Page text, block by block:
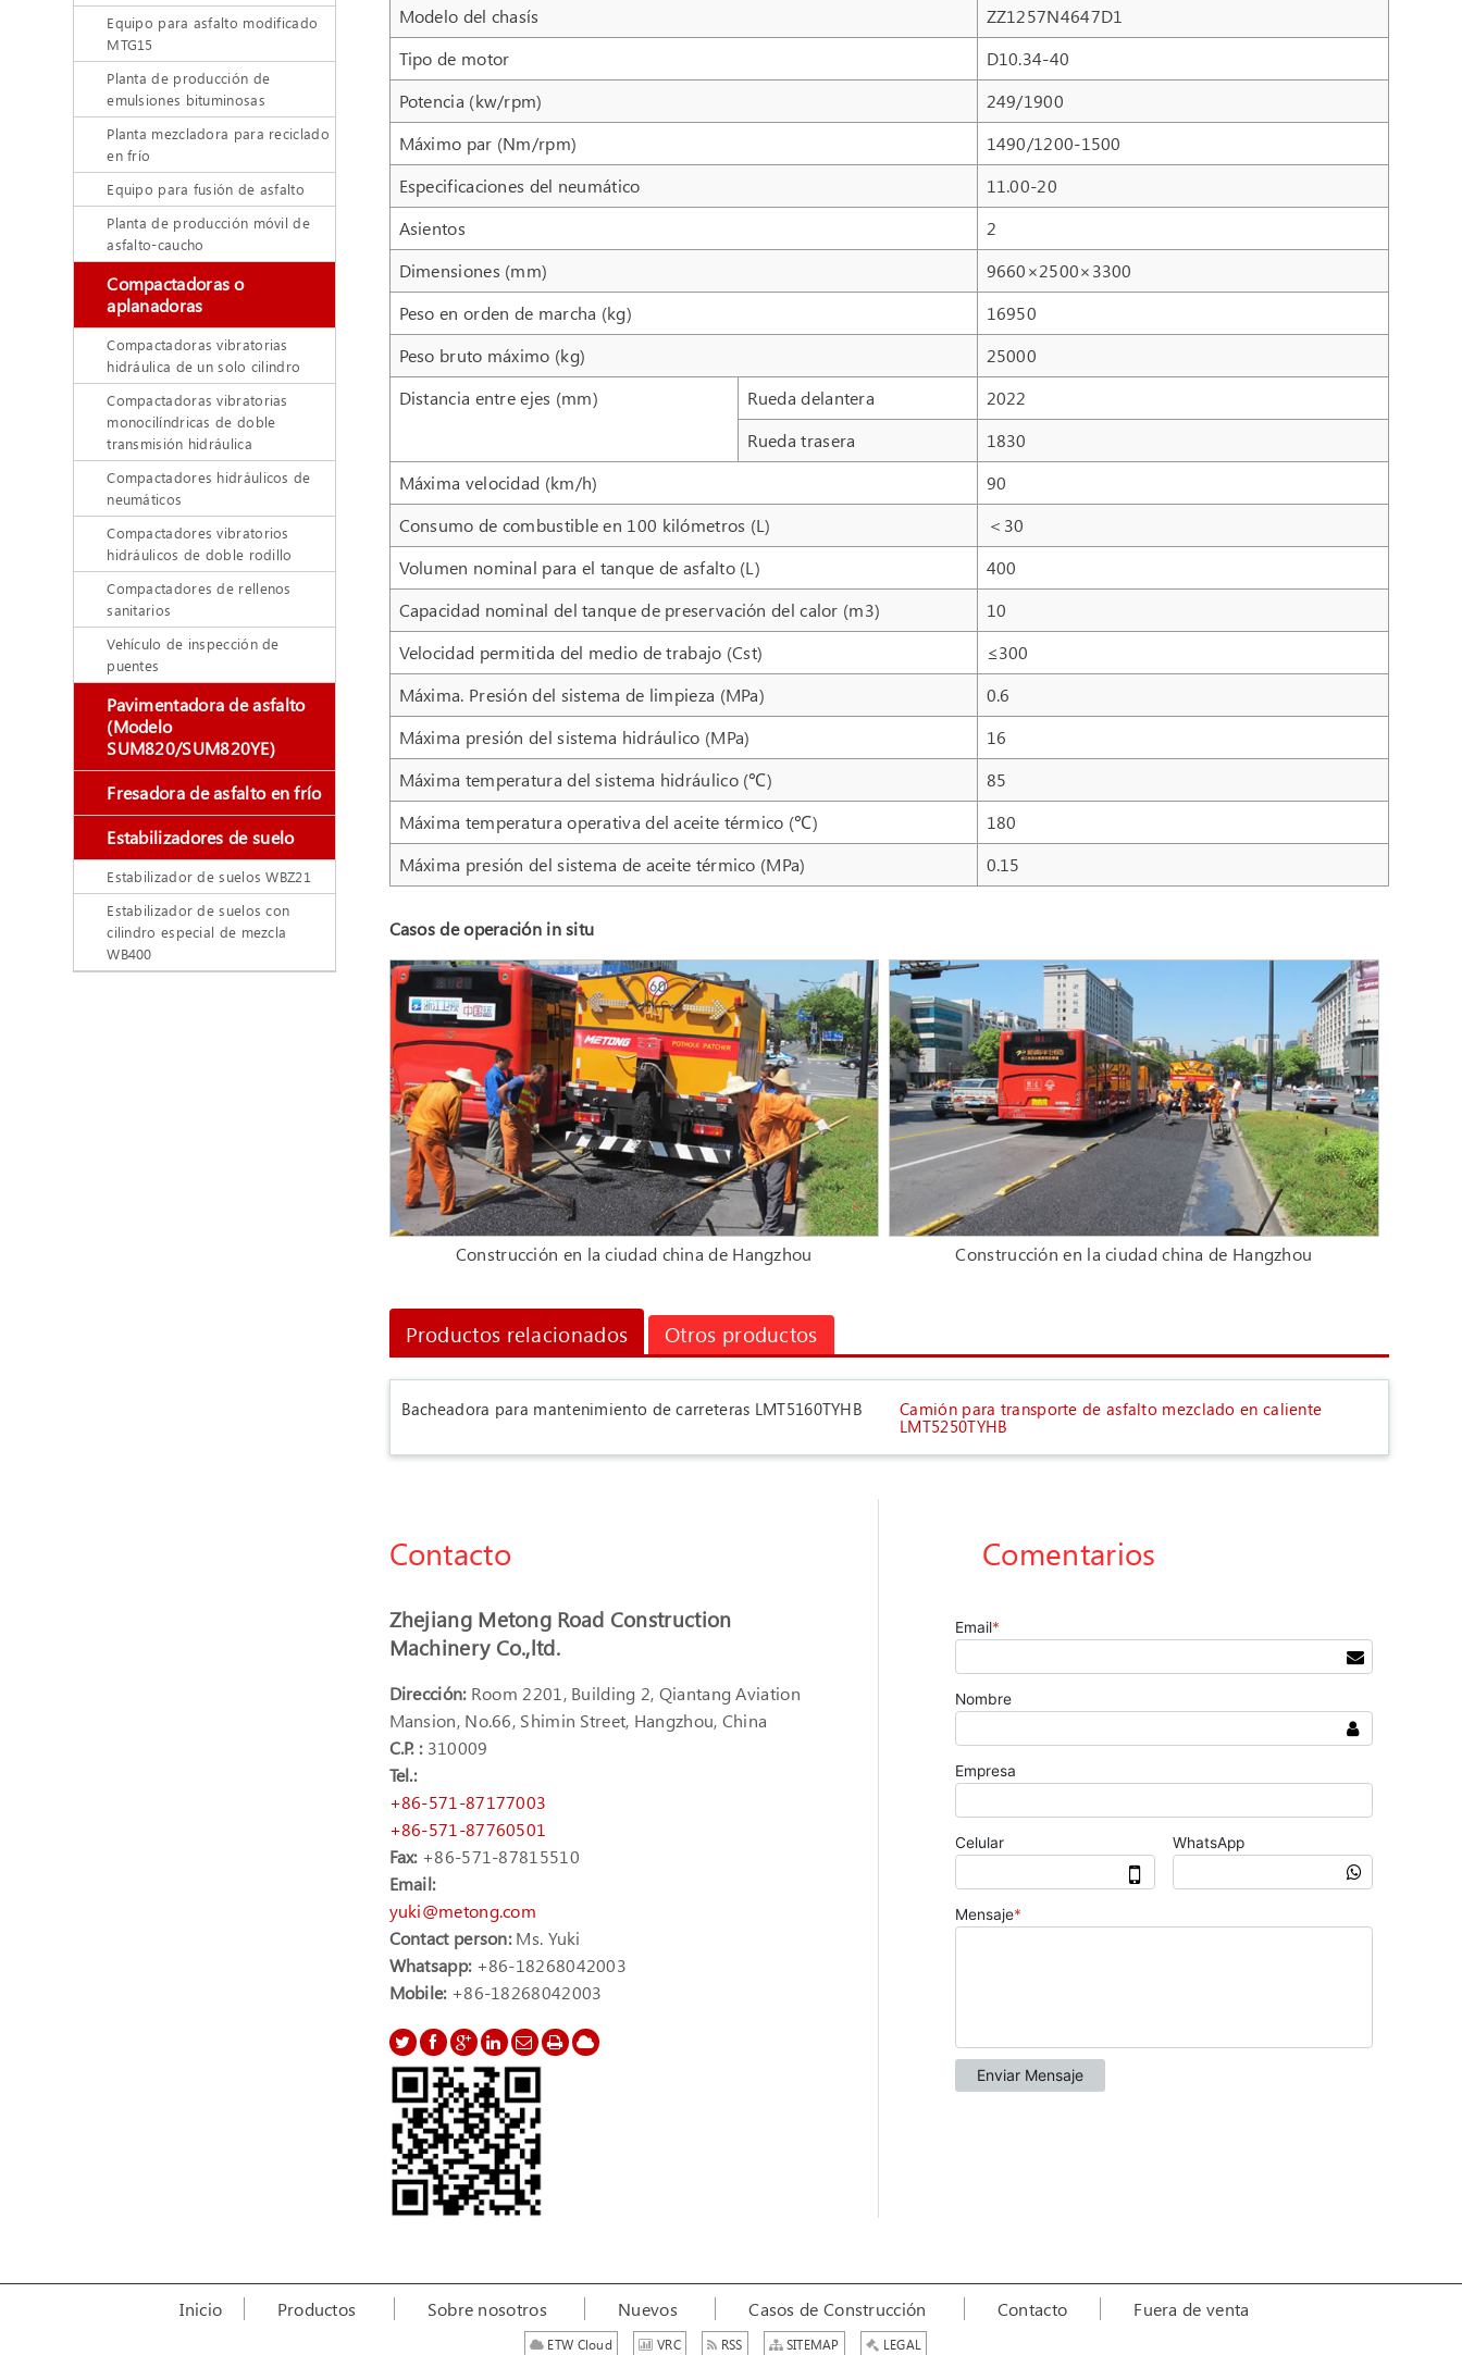
Modelo del chasís
ZZ1257N4647D1
Tipo de motor
D10.34-40
Potencia (kw/rpm)
249/1900
Máximo par (Nm/rpm)
1490/1200-1500
Especificaciones del neumático
11.00-20
Asientos
2
Dimensiones (mm)
9660×2500×3300
Peso en orden de marcha (kg)
16950
Peso bruto máximo (kg)
25000
Distancia entre ejes (mm)
Rueda delantera
2022
Rueda trasera
1830
Máxima velocidad (km/h)
90
Consumo de combustible en 100 kilómetros (L)
＜30
Volumen nominal para el tanque de asfalto (L)
400
Capacidad nominal del tanque de preservación del calor (m3)
10
Velocidad permitida del medio de trabajo (Cst)
≤300
Máxima. Presión del sistema de limpieza (MPa)
0.6
Máxima presión del sistema hidráulico (MPa)
16
Máxima temperatura del sistema hidráulico (℃)
85
Máxima temperatura operativa del aceite térmico (℃)
180
Máxima presión del sistema de aceite térmico (MPa)
0.15
Casos de operación in situ
Construcción en la ciudad china de Hangzhou Construcción en la ciudad china de Hangzhou
Productos relacionados Otros productos
Bacheadora para mantenimiento de carreteras LMT5160TYHB Camión para transporte de asfalto mezclado en caliente
LMT5250TYHB
Contacto
Zhejiang Metong Road Construction
Machinery Co.,ltd.
Dirección: Room 2201, Building 2, Qiantang Aviation
Mansion, No.66, Shimin Street, Hangzhou, China
C.P. :310009
Tel.:
+86-571-87177003
+86-571-87760501
Fax:+86-571-87815510
Email:
yuki@metong.com
Contact person:Ms. Yuki
Whatsapp: +86-18268042003
Mobile: +86-18268042003
Comentarios
Equipo para asfalto modificado
MTG15
Planta de producción de
emulsiones bituminosas
Planta mezcladora para reciclado
en frío
Equipo para fusión de asfalto
Planta de producción móvil de
asfalto-caucho
Compactadoras o
aplanadoras
Compactadoras vibratorias
hidráulica de un solo cilindro
Compactadoras vibratorias
monocilíndricas de doble
transmisión hidráulica
Compactadores hidráulicos de
neumáticos
Compactadores vibratorios
hidráulicos de doble rodillo
Compactadores de rellenos
sanitarios
Vehículo de inspección de
puentes
Pavimentadora de asfalto
(Modelo
SUM820/SUM820YE)
Fresadora de asfalto en frío
Estabilizadores de suelo
Estabilizador de suelos WBZ21
Estabilizador de suelos con
cilindro especial de mezcla
WB400
Inicio Productos Sobre nosotros Nuevos Casos de Construcción Contacto Fuera de venta
ETW Cloud VRC RSS SITEMAP LEGAL